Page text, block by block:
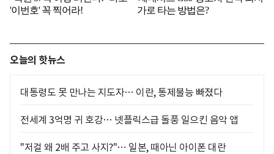
오늘의 핫뉴스
대통령도 못 만나는 지도자… 이란, 통제불능 빠졌다
전세계 3억명 귀 호강… 넷플릭스급 돌풍 일으킨 음악 앱
"저걸 왜 2배 주고 사지?"… 일본, 때아닌 아이폰 대란